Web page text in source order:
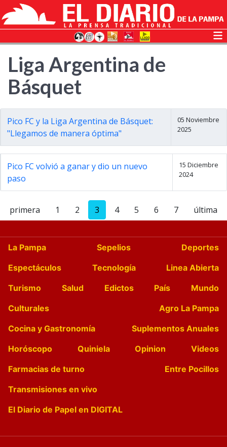
Liga Argentina de
Básquet
Pico FC y la Liga Argentina de Básquet:
"Llegamos de manera óptima"
05 Noviembre
2025
Pico FC volvió a ganar y dio un nuevo
paso
15 Diciembre
2024
primera 1 2 3 4 5 6 7 última
La Pampa Sepelios
Deportes
Espectáculos
Tecnología
Linea Abierta
Turismo
Salud Edictos País
Mundo
Culturales
Agro La Pampa
Cocina y Gastronomía
Suplementos Anuales
Horóscopo
Quiniela Opinion
Videos
Farmacias de turno
Entre Pocillos
Transmisiones en vivo
El Diario de Papel en DIGITAL